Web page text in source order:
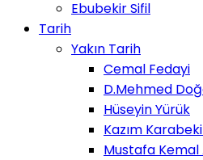
Ebubekir Sifil
Tarih
Yakın Tarih
Cemal Fedayi
D.Mehmed
Hüseyin Yürük
Kazım
Mustafa